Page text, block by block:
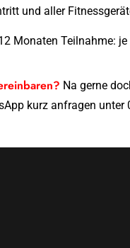
und aller
Monaten Teilnahme:
Na gerne
kurz anfragen unter